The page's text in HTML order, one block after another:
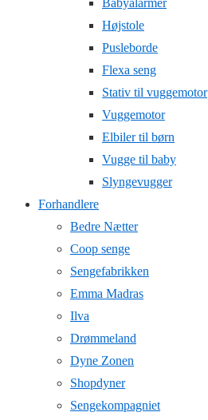
Babyalarmer
Højstole
Pusleborde
Flexa seng
Stativ til vuggemotor
Vuggemotor
Elbiler til børn
Vugge til baby
Slyngevugger
Forhandlere
Bedre Nætter
Coop senge
Sengefabrikken
Emma Madras
Ilva
Drømmeland
Dyne Zonen
Shopdyner
Sengekompagniet